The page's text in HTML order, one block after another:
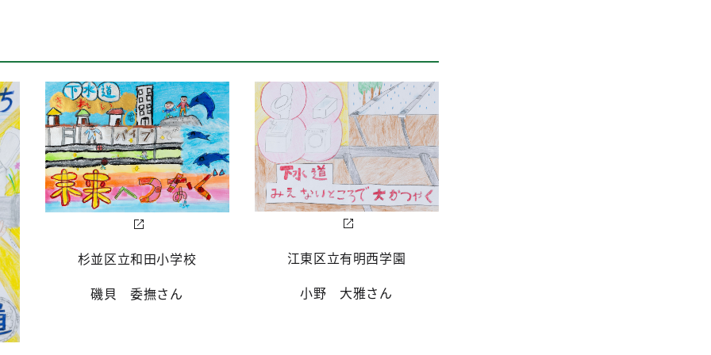
杉並区立和田小学校
磯貝 委撫さん
江東区立有明西学園
小野 大雅さん